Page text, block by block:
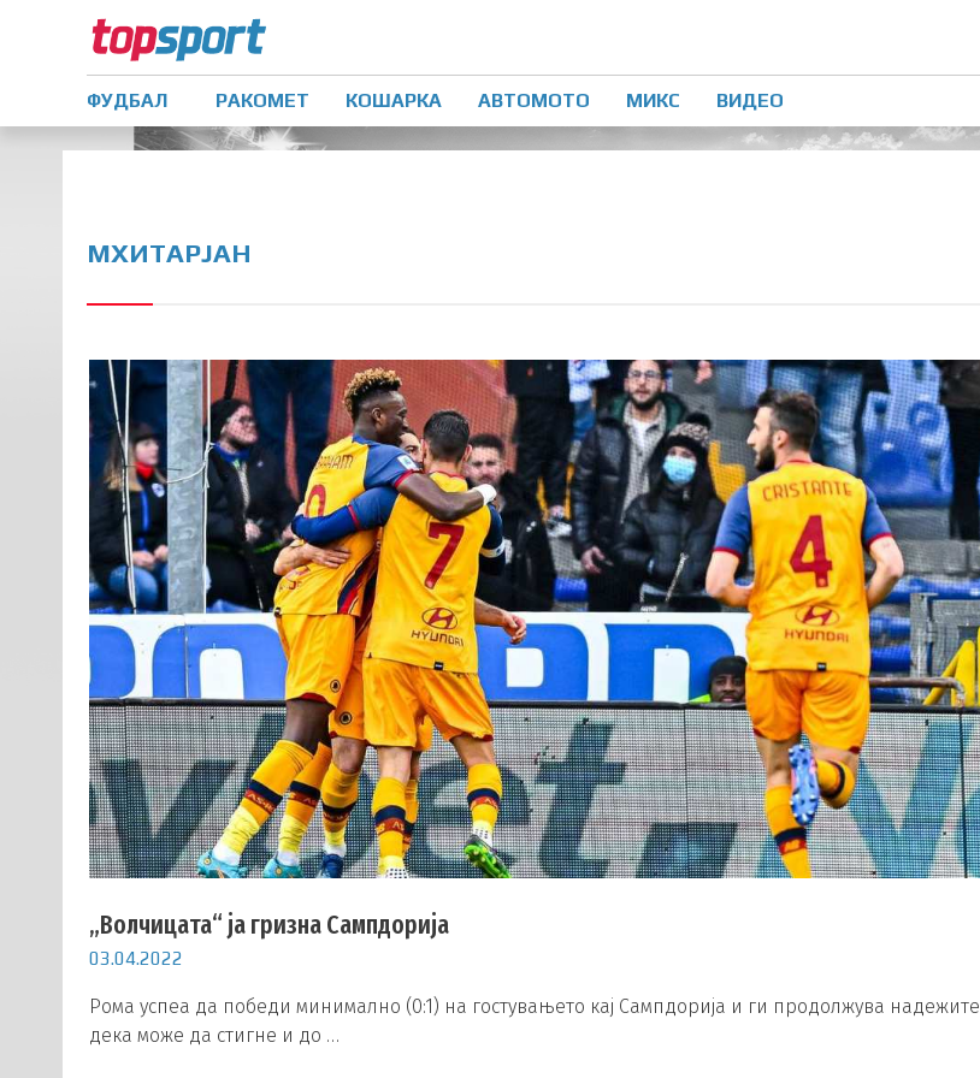
ФУДБАЛ РАКОМЕТ КОШАРКА АВТОМОТО МИКС ВИДЕО
МХИТАРЈАН
„Волчицата“ ја гризна Сампдорија
03.04.2022
Рома успеа да победи минимално (0:1) на гостувањето кај Сампдорија и ги продолжува надежите
дека може да стигне и до …